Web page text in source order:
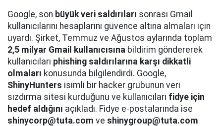
Google, son büyük veri saldırıları sonrası Gmail
kullanıcılarını hesaplarını güvence altına almaları için
uyardı. Şirket, Temmuz ve Ağustos aylarında toplam
2,5 milyar Gmail kullanıcısına bildirim göndererek
kullanıcıları phishing saldırılarına karşı dikkatli
olmaları konusunda bilgilendirdi. Google,
ShinyHunters isimli bir hacker grubunun veri
sızdırma sitesi kurduğunu ve kullanıcıları fidye için
hedef aldığını açıkladı. Fidye e-postalarında ise
shinycorp@tuta.com ve shinygroup@tuta.com